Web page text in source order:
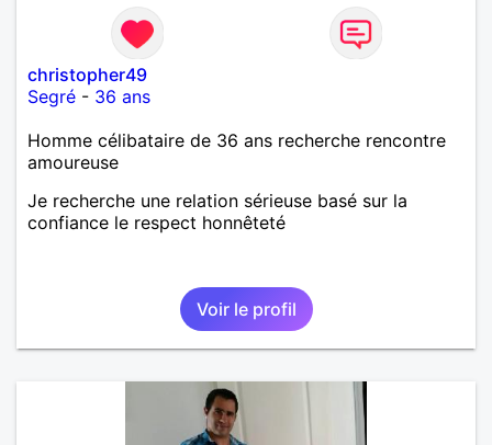
christopher49
Segré - 36 ans
Homme célibataire de 36 ans recherche rencontre
amoureuse
Je recherche une relation sérieuse basé sur la
confiance le respect honnêteté
Voir le profil